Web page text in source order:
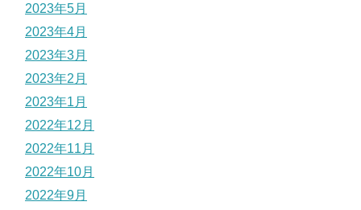
2023年5月
2023年4月
2023年3月
2023年2月
2023年1月
2022年12月
2022年11月
2022年10月
2022年9月